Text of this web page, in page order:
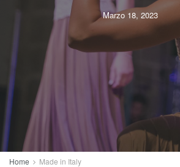
Marzo 18, 2023
Home Made in Italy